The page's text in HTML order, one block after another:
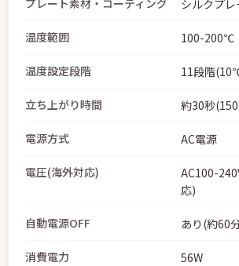
プレート素材・コーティング シルクプレ
温度範囲 100-200℃
温度設定段階 11段階
立ち上がり時間 約30秒
電源方式 AC電源
電圧(海外対応)
AC100-
応)
自動電源OFF あり(約60
消費電力 56W